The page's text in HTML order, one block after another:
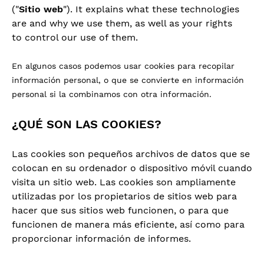
("Sitio web"). It explains what these technologies
are and why we use them, as well as your rights
to control our use of them.
En algunos casos podemos usar cookies para recopilar
información personal, o que se convierte en información
personal si la combinamos con otra información.
¿QUÉ SON LAS COOKIES?
Las cookies son pequeños archivos de datos que se
colocan en su ordenador o dispositivo móvil cuando
visita un sitio web. Las cookies son ampliamente
utilizadas por los propietarios de sitios web para
hacer que sus sitios web funcionen, o para que
funcionen de manera más eficiente, así como para
proporcionar información de informes.